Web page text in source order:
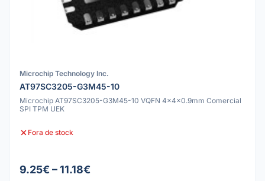
Microchip Technology Inc.
AT97SC3205-G3M45-10
Microchip AT97SC3205-G3M45-10 VQFN 4x4x0.9mm Comercial
SPI TPM UEK
Fora de stock
9.25€ – 11.18€